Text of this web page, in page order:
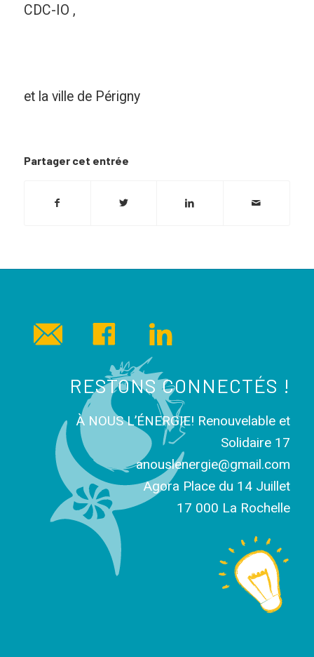
CDC-IO ,
et la ville de Périgny
Partager cet entrée
RESTONS CONNECTÉS !
À NOUS L’ÉNERGIE! Renouvelable et
Solidaire 17
anouslenergie@gmail.com
Agora Place du 14 Juillet
17 000 La Rochelle